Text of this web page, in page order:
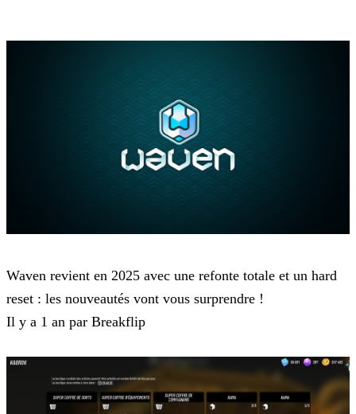
Waven revient en 2025 avec une refonte totale et un hard
reset : les nouveautés vont vous surprendre !
Il y a 1 an par Breakflip